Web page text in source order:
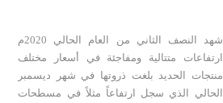
شهد النصف الثاني من العام الحالي 2020م
ارتفاعات متتالية ومفاجئة في أسعار مختلف
منتجات الحديد بلغت ذروتها في شهر ديسمبر
الحالي الذي سجل ارتفاعاً مثلاً في مسطحات